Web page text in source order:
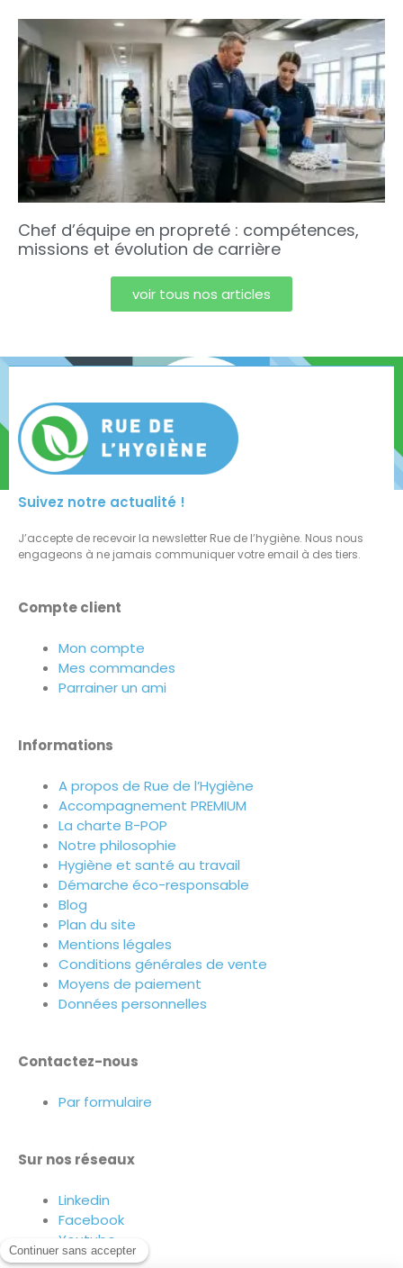
Chef d’équipe en propreté : compétences,
missions et évolution de carrière
voir tous nos articles
Suivez notre actualité !
J’accepte de recevoir la newsletter Rue de l’hygiène. Nous nous
engageons à ne jamais communiquer votre email à des tiers.
Compte client
Mon compte
Mes commandes
Parrainer un ami
Informations
A propos de Rue de l’Hygiène
Accompagnement PREMIUM
La charte B-POP
Notre philosophie
Hygiène et santé au travail
Démarche éco-responsable
Blog
Plan du site
Mentions légales
Conditions générales de vente
Moyens de paiement
Données personnelles
Contactez-nous
Par formulaire
Sur nos réseaux
Linkedin
Facebook
Youtube